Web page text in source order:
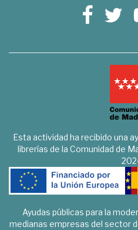
Esta actividad ha recibido una
librerías de la Comunidad de
Ayudas públicas para la
medianas empresas del sector